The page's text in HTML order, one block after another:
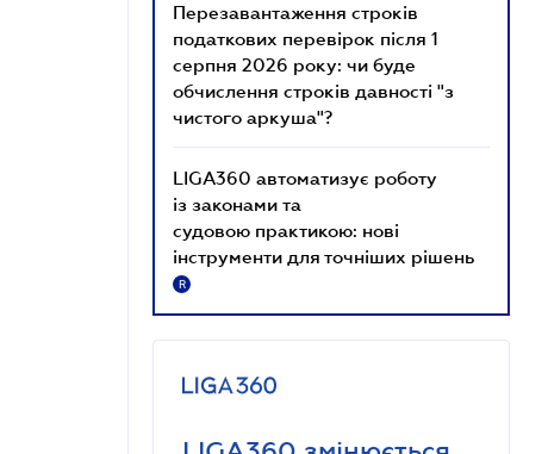
Перезавантаження строків
податкових перевірок після 1
серпня 2026 року: чи буде
обчислення строків давності "з
чистого аркуша"?
LIGA360 автоматизує роботу
із законами та
судовою практикою: нові
інструменти для точніших рішень
R